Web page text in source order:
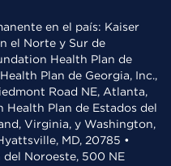
en el país: Kaiser
el Norte y Sur de
Health Plan de
Plan de Georgia, Inc.,
Road NE, Atlanta,
Plan de Estados del
Virginia, y Washington,
MD, 20785 •
Noroeste, 500 NE